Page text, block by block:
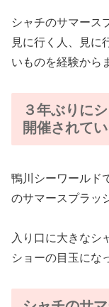
シャチのサマース
見に行く人、見に
いものを経験から
３年ぶりに
開催されてい
鴨川シーワールド
のサマースプラッ
入り口に大きなシ
ショーの目玉にな